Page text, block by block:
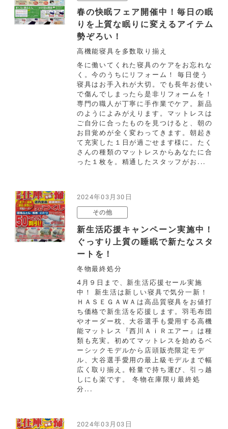
春の快眠フェア開催中！毎日の眠
りを上質な眠りに変えるアイテム
勢ぞろい！
高機能寝具を多数取り揃え
冬に働いてくれた寝具のケアをお忘れな
く。今のうちにリフォーム！ 毎日使う
寝具はお手入れが大切。でも長年お使い
で傷んでしまったら是非リフォームを！
専門の職人が丁寧に手作業でケア。新品
のようによみがえります。マットレスは
ご自分に合ったものを見つけると、朝の
お目覚めが全く変わってきます。朝起き
て充実した１日が過ごせます様に。たく
さんの種類のマットレスからあなたに合
った１枚を。精通したスタッフがお...
2024年03月30日
その他
新生活応援キャンペーン実施中！
ぐっすり上質の睡眠で新たなスタ
ートを！
冬物最終処分
4月９日まで、新生活応援セール実施
中！ 新生活は新しい寝具で気分一新！
ＨＡＳＥＧＡＷＡは高品質寝具をお値打
ち価格で新生活を応援します。羽毛布団
やオーダー枕、大谷選手も愛用する高機
能マットレス『西川ＡｉＲエアー』は種
類も充実。初めてマットレスを始めるベ
ーシックモデルから店頭販売限定モデ
ル、大谷選手愛用の最上級モデルまで幅
広く取り揃え。軽量で持ち運び、引っ越
しにも楽です。 冬物在庫限り最終処
分...
2024年03月03日